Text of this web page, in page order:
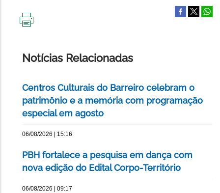
Notícias Relacionadas
Centros Culturais do Barreiro celebram o
patrimônio e a memória com programação
especial em agosto
06/08/2026 | 15:16
PBH fortalece a pesquisa em dança com
nova edição do Edital Corpo-Território
06/08/2026 | 09:17